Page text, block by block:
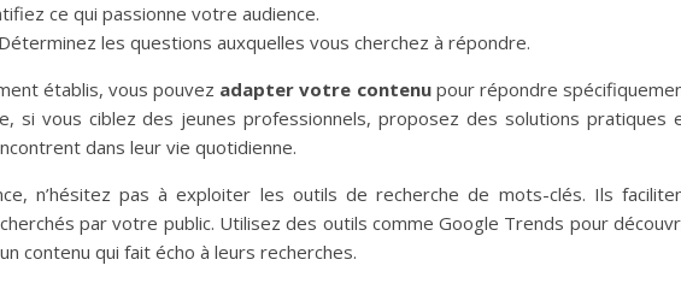
ce qui passionne votre audience.
les questions auxquelles vous cherchez à répondre.
établis, vous pouvez adapter votre contenupour répondre
si vous ciblez des jeunes professionnels, proposez des solutions pratiques
dans leur vie quotidienne.
n’hésitez pas à exploiter les outils de recherche de mots-clés. Ils
par votre public. Utilisez des outils comme Google Trends pour
contenu qui fait écho à leurs recherches.